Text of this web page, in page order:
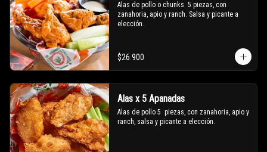
Alas de pollo o chunks  5 piezas, con
zanahoria, apio y ranch. Salsa y picante a
elección.
$26.900
Alas x 5 Apanadas
Alas de pollo 5  piezas, con zanahoria, apio y
ranch, salsa y picante a elección.